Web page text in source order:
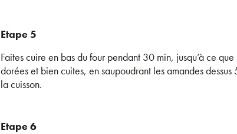
Etape 5
Faites cuire en bas du four pendant 30 min, jusqu’à ce
dorées et bien cuites, en saupoudrant les amandes
la cuisson.
Etape 6